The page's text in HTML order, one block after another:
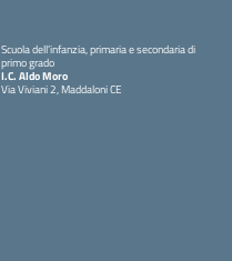
Scuola dell’infanzia, primaria e secondaria di
primo grado
I.C. Aldo Moro
Via Viviani 2, Maddaloni CE